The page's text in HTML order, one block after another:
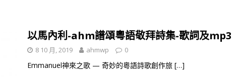
以馬內利-ahm譜頌粵語敬拜詩集-歌詞及mp3
8 10 月, 2019 ahmwp 0
Emmanuel神來之歌 — 奇妙的粵語詩歌創作旅 […]